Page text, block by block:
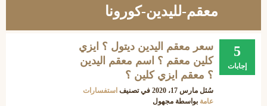
معقم-لليدين-كورونا
5
إجابات
سعر معقم اليدين ديتول ؟ ايزي
كلين معقم ؟ اسم معقم اليدين
؟ معقم ايزي كلين ؟
سُئل مارس 17، 2020 في تصنيف استفسارات
عامة بواسطة مجهول